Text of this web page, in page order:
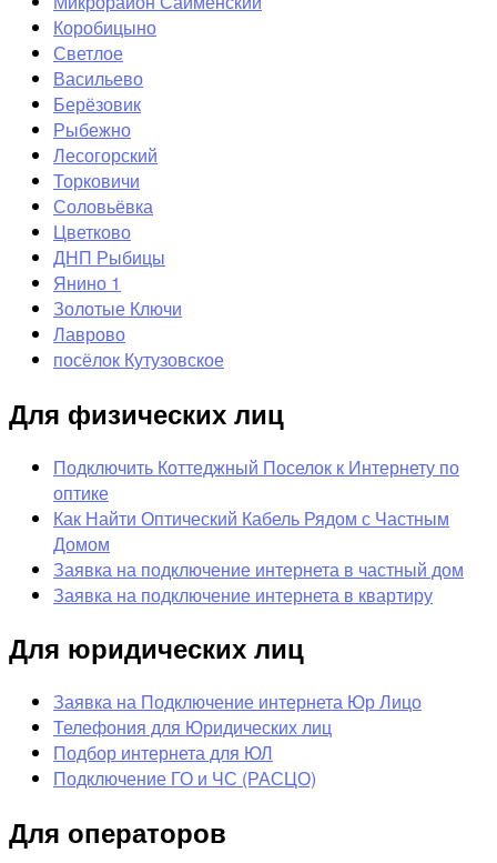
Коробицыно
Светлое
Васильево
Берёзовик
Рыбежно
Лесогорский
Торковичи
Соловьёвка
Цветково
ДНП Рыбицы
Янино 1
Золотые Ключи
Лаврово
посёлок Кутузовское
Для физических лиц
Подключить Коттеджный Поселок к Интернету по
оптике
Как Найти Оптический Кабель Рядом с Частным
Домом
Заявка на подключение интернета в частный дом
Заявка на подключение интернета в квартиру
Для юридических лиц
Заявка на Подключение интернета Юр Лицо
Телефония для Юридических лиц
Подбор интернета для ЮЛ
Подключение ГО и ЧС (РАСЦО)
Для операторов